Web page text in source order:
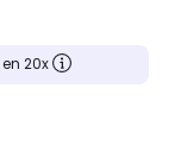
en 20x